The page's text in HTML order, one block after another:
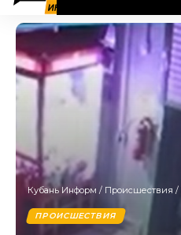
Кубань Информ / Происшествия /
ПРОИСШЕСТВИЯ